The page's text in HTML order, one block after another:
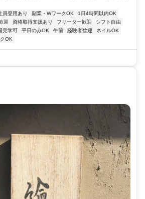
員登用あり 副業・WワークOK
1日4時間以内OK
迎 資格取得支援あり フリーター歓迎
シフト自由
見学可 平日のみOK 午前 経験者歓迎
ネイルOK
OK